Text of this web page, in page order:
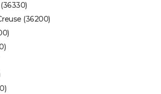
(36200)